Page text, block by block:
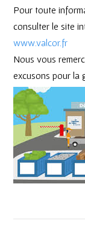
Pour toute
consulter le site
www.valcor.fr
Nous vous
excusons pour la